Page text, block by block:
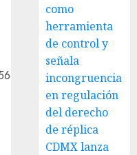
como
herramienta
de control y
señala
incongruencia
en regulación
del derecho
de réplica
CDMX lanza